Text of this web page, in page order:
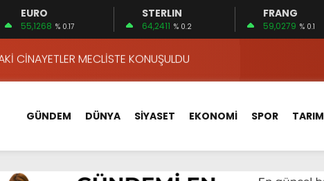
EURO
55,1268 % 0.17
STERLIN
64,2411 % 0.2
FRANG
59,0279 % 0.1
MAHALLE MAHALLE KAN BAĞIŞI SEFERBERLİĞİ
CİNAYETLER MECLİSTE KONUŞULDU
SAĞLIK HİZMETLERİNİ KONUŞTUK
İYİ SAĞLIK HİZMETLERİ İÇİN SAHADA
BOĞULMALARI ÖNLEMEK İÇİN GÖRÜŞTÜLER…
ERİŞİLEBİLİR BEYİN SAĞLIĞI!
EN DÜŞÜK EMEKLİ AYLIĞININ 40 BİN LİRA OLMASINI İSTİYOR!
ADANA’DAN 15 FİRMA
GÜNDEM DÜNYA SİYASET EKONOMİ SPOR TARIM